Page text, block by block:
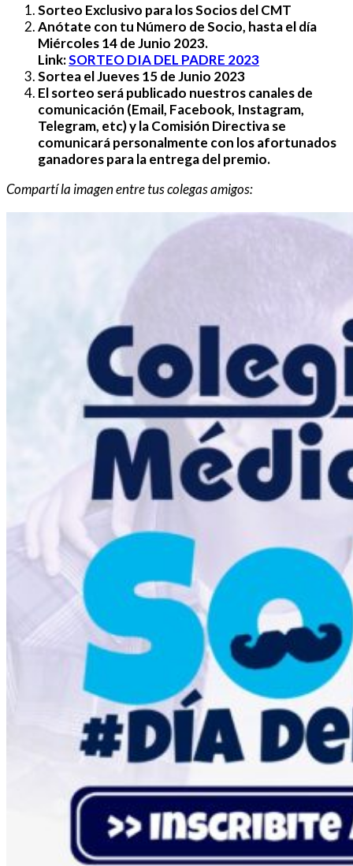
Sorteo Exclusivo para los Socios del CMT
Anótate con tu Número de Socio, hasta el día
Miércoles 14 de Junio 2023.
Link:SORTEO DIA DEL PADRE 2023
Sortea el Jueves 15 de Junio 2023
El sorteo será publicado nuestros canales de
comunicación (Email, Facebook, Instagram,
Telegram, etc) y la Comisión Directiva se
comunicará personalmente con los afortunados
ganadores para la entrega del premio.
Compartí la imagen entre tus colegas amigos: